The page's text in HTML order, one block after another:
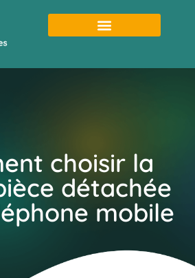
choisir la
détachée
mobile